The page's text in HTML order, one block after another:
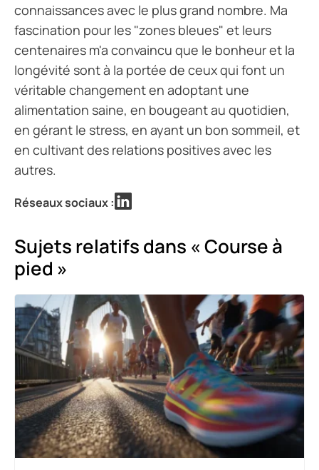
connaissances avec le plus grand nombre. Ma
fascination pour les "zones bleues" et leurs
centenaires m'a convaincu que le bonheur et la
longévité sont à la portée de ceux qui font un
véritable changement en adoptant une
alimentation saine, en bougeant au quotidien,
en gérant le stress, en ayant un bon sommeil, et
en cultivant des relations positives avec les
autres.
Réseaux sociaux :
Sujets relatifs dans « Course à
pied »